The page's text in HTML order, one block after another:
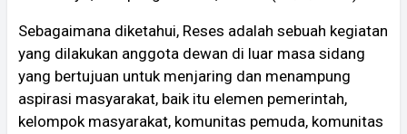
Sebagaimana diketahui, Reses adalah sebuah kegiatan
yang dilakukan anggota dewan di luar masa sidang
yang bertujuan untuk menjaring dan menampung
aspirasi masyarakat, baik itu elemen pemerintah,
kelompok masyarakat, komunitas pemuda, komunitas